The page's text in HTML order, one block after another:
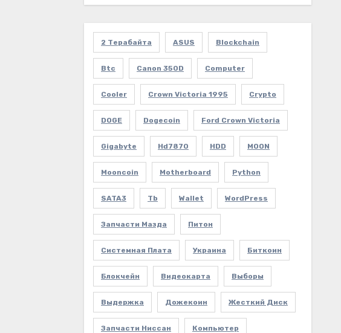
2 Терабайта ASUS Blockchain
Btc Canon 350D Computer
Cooler Crown Victoria 1995 Crypto
DOGE Dogecoin Ford Crown Victoria
Gigabyte Hd7870 HDD MOON
Mooncoin Motherboard Python
SATA3 Tb Wallet WordPress
Запчасти Мазда Питон
Системная Плата Украина Биткоин
Блокчейн Видеокарта Выборы
Выдержка Дожекоин Жесткий Диск
Запчасти Ниссан Компьютер